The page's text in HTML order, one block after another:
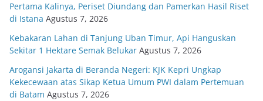
Pertama Kalinya, Periset Diundang dan Pamerkan Hasil Riset
di Istana Agustus 7, 2026
Kebakaran Lahan di Tanjung Uban Timur, Api Hanguskan
Sekitar 1 Hektare Semak Belukar Agustus 7, 2026
Arogansi Jakarta di Beranda Negeri: KJK Kepri Ungkap
Kekecewaan atas Sikap Ketua Umum PWI dalam Pertemuan
di Batam Agustus 7, 2026